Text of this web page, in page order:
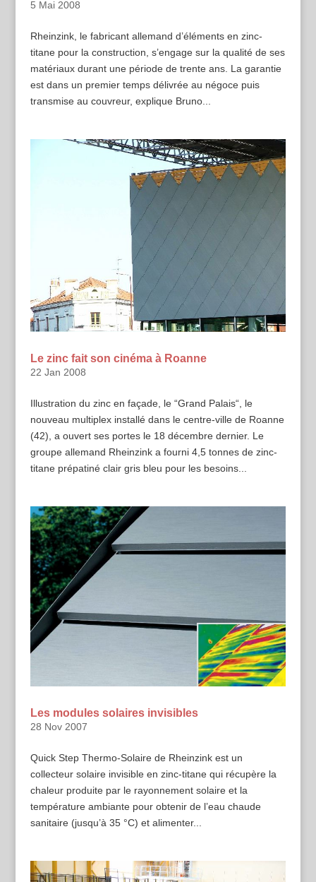
5 Mai 2008
Rheinzink, le fabricant allemand d’éléments en zinc-
titane pour la construction, s’engage sur la qualité de ses
matériaux durant une période de trente ans. La garantie
est dans un premier temps délivrée au négoce puis
transmise au couvreur, explique Bruno...
Le zinc fait son cinéma à Roanne
22 Jan 2008
Illustration du zinc en façade, le “Grand Palais“, le
nouveau multiplex installé dans le centre-ville de Roanne
(42), a ouvert ses portes le 18 décembre dernier. Le
groupe allemand Rheinzink a fourni 4,5 tonnes de zinc-
titane prépatiné clair gris bleu pour les besoins...
Les modules solaires invisibles
28 Nov 2007
Quick Step Thermo-Solaire de Rheinzink est un
collecteur solaire invisible en zinc-titane qui récupère la
chaleur produite par le rayonnement solaire et la
température ambiante pour obtenir de l’eau chaude
sanitaire (jusqu’à 35 °C) et alimenter...